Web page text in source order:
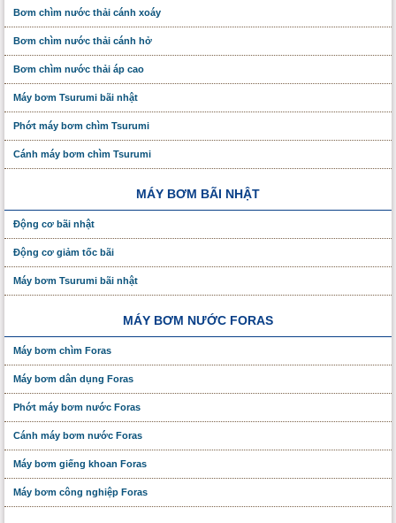
Bơm chìm nước thải cánh xoáy
Bơm chìm nước thải cánh hở
Bơm chìm nước thải áp cao
Máy bơm Tsurumi bãi nhật
Phớt máy bơm chìm Tsurumi
Cánh máy bơm chìm Tsurumi
MÁY BƠM BÃI NHẬT
Động cơ bãi nhật
Động cơ giảm tốc bãi
Máy bơm Tsurumi bãi nhật
MÁY BƠM NƯỚC FORAS
Máy bơm chìm Foras
Máy bơm dân dụng Foras
Phớt máy bơm nước Foras
Cánh máy bơm nước Foras
Máy bơm giếng khoan Foras
Máy bơm công nghiệp Foras